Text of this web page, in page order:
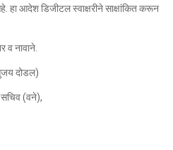
हा आदेश डिजीटल स्वाक्षरीने साक्षांकित करून
व नावाने.
दोडल)
(वने),